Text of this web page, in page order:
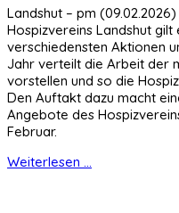
Landshut – pm
Hospizvereins Landshut
verschiedensten Aktionen
Jahr verteilt die Arbeit der
vorstellen und so die
Den Auftakt dazu macht
Angebote des
Februar.
Weiterlesen ...